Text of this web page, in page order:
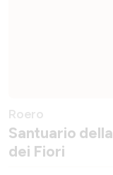
Roero
Santuario
dei Fiori